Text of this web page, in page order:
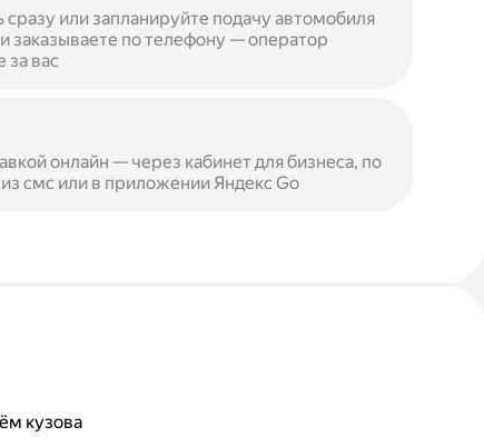
сразу или запланируйте подачу автомобиля
заказываете по телефону — оператор
за вас
онлайн — через кабинет для бизнеса, по
смс или в приложении Яндекс Go
кузова